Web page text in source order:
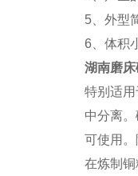
5、外型
6、体积
湖南磨
特别适
中分离
可使用
在炼制